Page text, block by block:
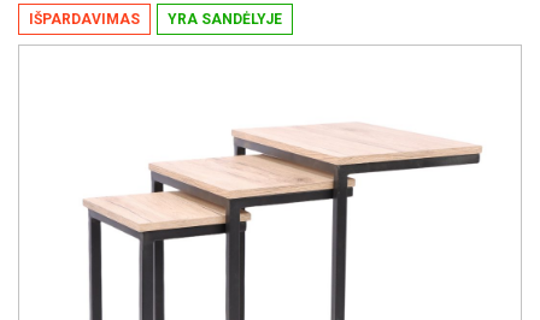
IŠPARDAVIMAS YRA SANDĖLYJE